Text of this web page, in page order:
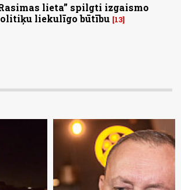
lieta” spilgti izgaismo
liekulīgo būtību 13